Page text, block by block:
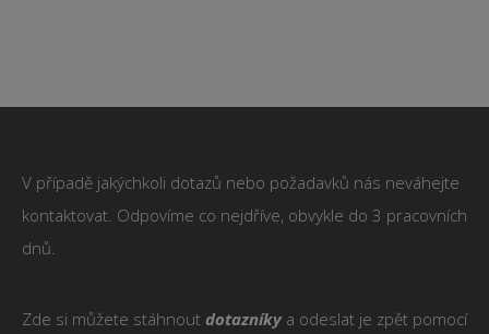
V případě jakýchkoli dotazů nebo požadavků nás neváhejte
kontaktovat. Odpovíme co nejdříve, obvykle do 3 pracovních
dnů.
Zde si můžete stáhnout dotazníky a odeslat je zpět pomocí